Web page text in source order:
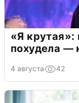
«Я
похудела —
4 августа 42